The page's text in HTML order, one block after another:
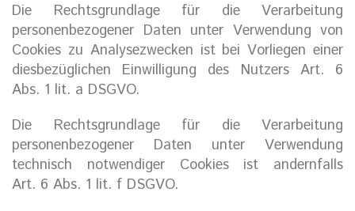
Die Rechtsgrundlage für die Verarbeitung
personenbezogener Daten unter Verwendung von
Cookies zu Analysezwecken ist bei Vorliegen einer
diesbezüglichen Einwilligung des Nutzers Art. 6
Abs. 1 lit. a DSGVO.
Die Rechtsgrundlage für die Verarbeitung
personenbezogener Daten unter Verwendung
technisch notwendiger Cookies ist andernfalls
Art. 6 Abs. 1 lit. f DSGVO.